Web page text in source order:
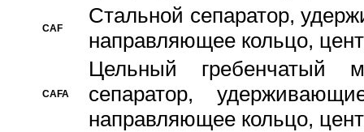
CAF
Стальной сепаратор,
направляющее кольцо,
CAFA
Цельный гребенчатый
сепаратор,
направляющее кольцо,